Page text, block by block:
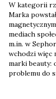
W kategorii
Marka
mediach
m.in. w
wchodzi więc
marki beauty:
problemu do